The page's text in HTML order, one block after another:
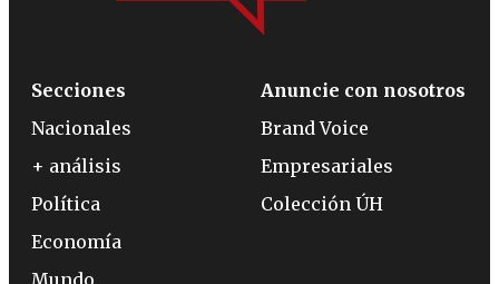
Secciones
Nacionales
+ análisis
Política
Economía
Anuncie con nosotros
Brand Voice
Empresariales
Colección ÚH